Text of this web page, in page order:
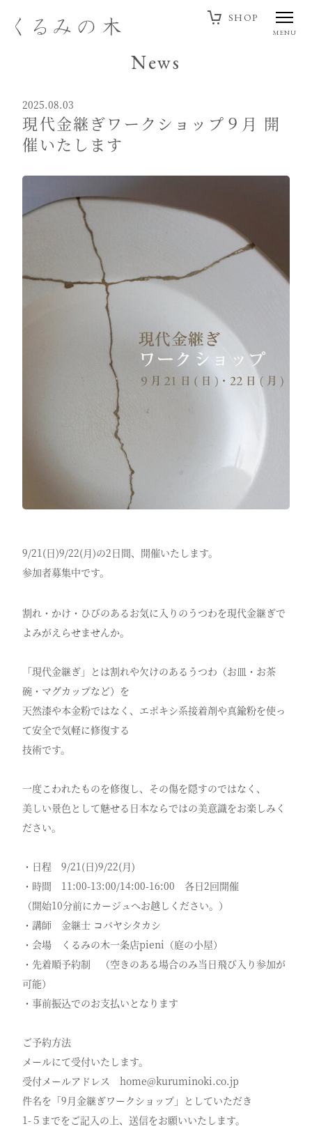
SHOP
MENU
News
2025.08.03
現代金継ぎワークショップ９月 開
催いたします
9/21(日)9/22(月)の2日間、開催いたします。
参加者募集中です。
割れ・かけ・ひびのあるお気に入りのうつわを現代金継ぎで
よみがえらせませんか。
「現代金継ぎ」とは割れや欠けのあるうつわ（お皿・お茶
碗・マグカップなど）を
天然漆や本金粉ではなく、エポキシ系接着剤や真鍮粉を使っ
て安全で気軽に修復する
技術です。
一度こわれたものを修復し、その傷を隠すのではなく、
美しい景色として魅せる日本ならではの美意識をお楽しみく
ださい。
・日程 9/21(日)9/22(月)
・時間 11:00-13:00/14:00-16:00 各日2回開催
（開始10分前にカージュへお越しください。）
・講師 金継士 コバヤシタカシ
・会場 くるみの木一条店pieni（庭の小屋）
・先着順予約制 （空きのある場合のみ当日飛び入り参加が
可能）
・事前振込でのお支払いとなります
ご予約方法
メールにて受付いたします。
受付メールアドレス home@kuruminoki.co.jp
件名を「9月金継ぎワークショップ」としていただき
1-５までをご記入の上、送信をお願いいたします。